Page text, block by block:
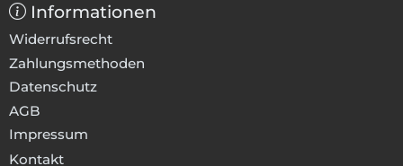
Informationen
Widerrufsrecht
Zahlungsmethoden
Datenschutz
AGB
Impressum
Kontakt